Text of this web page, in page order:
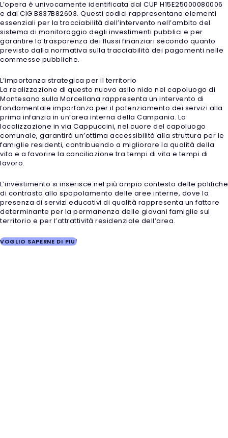
L’opera è univocamente identificata dal CUP H15E25000080006
e dal CIG B837B82603. Questi codici rappresentano elementi
essenziali per la tracciabilità dell’intervento nell’ambito del
sistema di monitoraggio degli investimenti pubblici e per
garantire la trasparenza dei flussi finanziari secondo quanto
previsto dalla normativa sulla tracciabilità dei pagamenti nelle
commesse pubbliche.
L’importanza strategica per il territorio
La realizzazione di questo nuovo asilo nido nel capoluogo di
Montesano sulla Marcellana rappresenta un intervento di
fondamentale importanza per il potenziamento dei servizi alla
prima infanzia in un’area interna della Campania. La
localizzazione in via Cappuccini, nel cuore del capoluogo
comunale, garantirà un’ottima accessibilità alla struttura per le
famiglie residenti, contribuendo a migliorare la qualità della
vita e a favorire la conciliazione tra tempi di vita e tempi di
lavoro.
L’investimento si inserisce nel più ampio contesto delle politiche
di contrasto allo spopolamento delle aree interne, dove la
presenza di servizi educativi di qualità rappresenta un fattore
determinante per la permanenza delle giovani famiglie sul
territorio e per l’attrattività residenziale dell’area.
VOGLIO SAPERNE DI PIU'